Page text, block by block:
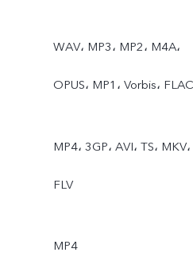
‎WAV، MP3، MP2، M4A،
MP4، 3GP، AVI، TS، MKV،
FLV‏
MP4